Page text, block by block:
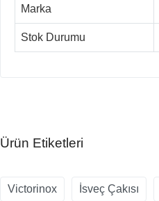
Marka
Stok Durumu
Ürün Etiketleri
Victorinox İsveç Çakısı